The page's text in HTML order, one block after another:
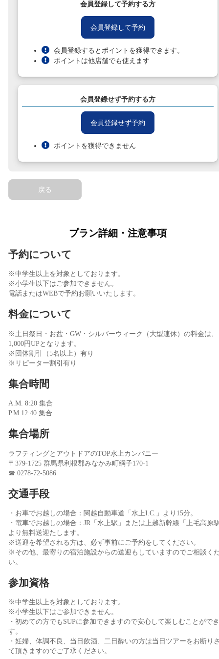
会員登録して予約する方
会員登録して予約
会員登録するとポイントを獲得できます。
ポイントは他店舗でも使えます
会員登録せず予約する方
会員登録せず予約
ポイントを獲得できません
戻る
プラン詳細・注意事項
予約について
※中学生以上を対象としております。
※小学生以下はご参加できません。
電話またはWEBで予約お願いいたします。
料金について
※土日祭日・お盆・GW・シルバーウィーク（大型連休）の料金は、
1,000円UPとなります。
※団体割引（5名以上）有り
※リピーター割引有り
集合時間
A.M. 8:20 集合
P.M.12:40 集合
集合場所
ラフティングとアウトドアのTOP水上カンパニー
〒379-1725 群馬県利根郡みなかみ町綱子170-1
☎ 0278-72-5086
交通手段
・お車でお越しの場合：関越自動車道「水上I.C.」より15分。
・電車でお越しの場合：JR「水上駅」または上越新幹線「上毛高原
より無料送迎たします。
※送迎を希望される方は、必ず事前にご予約をしてください。
※その他、最寄りの宿泊施設からの送迎もしていますのでご相談く
い。
参加資格
※中学生以上を対象としております。
※小学生以下はご参加できません。
・初めての方でもSUPに参加できますので安心して楽しむことがで
す。
・妊婦、体調不良、当日飲酒、二日酔いの方は当日ツアーをお断り
て頂きますのでご了承ください。